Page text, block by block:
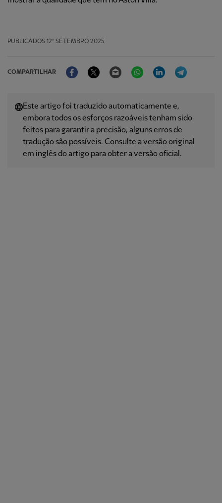
PUBLICADOS 12º SETEMBRO 2025
COMPARTILHAR
FacebookTwitter Email WhatsAppLinkedIn
Este artigo foi traduzido automaticamente e,
embora todos os esforços razoáveis ​​tenham sido
feitos para garantir a precisão, alguns erros de
tradução são possíveis. Consulte a versão original
em inglês do artigo para obter a versão oficial.